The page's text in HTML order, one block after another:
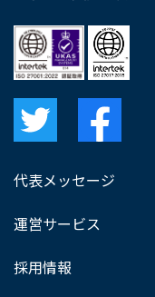
代表メッセージ
運営サービス
採用情報